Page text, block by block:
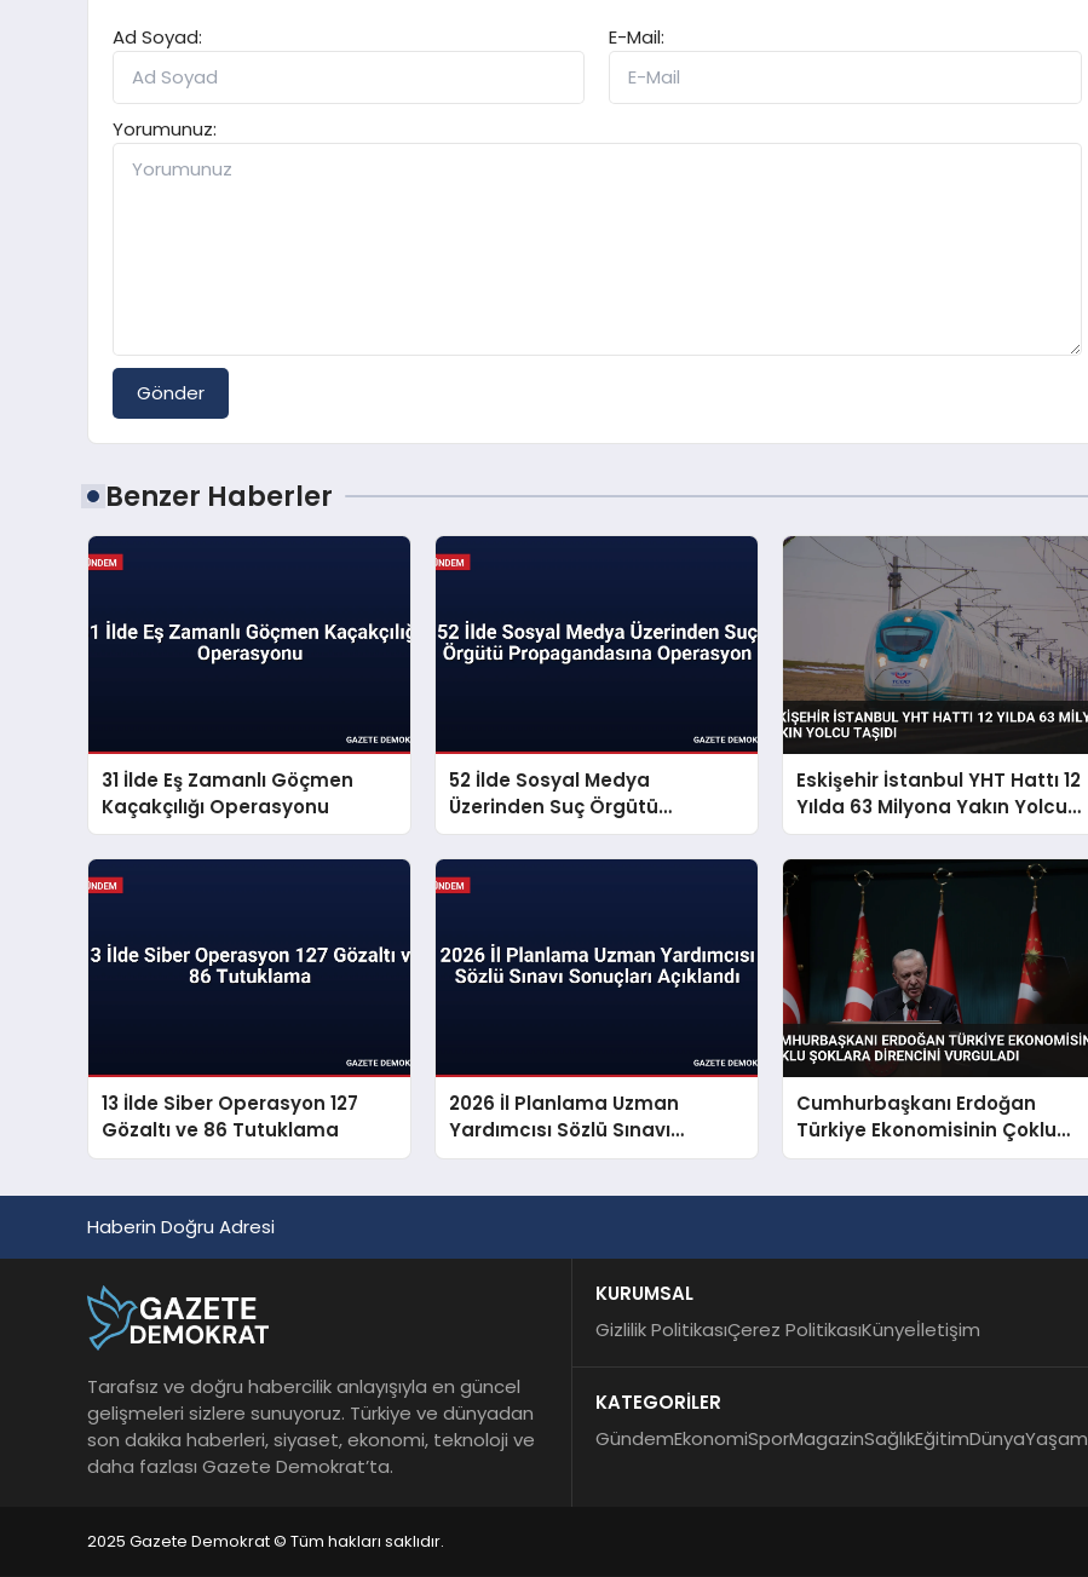
Ad Soyad:
E-Mail:
Yorumunuz:
Gönder
Benzer Haberler
31 İlde Eş Zamanlı Göçmen
Kaçakçılığı Operasyonu
52 İlde Sosyal Medya
Üzerinden Suç Örgütü
Propagandasına Operasyon
Eskişehir İstanbul YHT Hattı 12
Yılda 63 Milyona Yakın Yolcu
Taşıdı
13 İlde Siber Operasyon 127
Gözaltı ve 86 Tutuklama
2026 İl Planlama Uzman
Yardımcısı Sözlü Sınavı
Sonuçları Açıklandı
Cumhurbaşkanı Erdoğan
Türkiye Ekonomisinin Çoklu
Şoklara Direncini Vurguladı
Haberin Doğru Adresi
Tarafsız ve doğru habercilik anlayışıyla en güncel
gelişmeleri sizlere sunuyoruz. Türkiye ve dünyadan
son dakika haberleri, siyaset, ekonomi, teknoloji ve
daha fazlası Gazete Demokrat’ta.
KURUMSAL
Gizlilik PolitikasıÇerez PolitikasıKünyeİletişim
KATEGORİLER
GündemEkonomiSporMagazinSağlıkEğitimDünyaYaşam
2025 Gazete Demokrat © Tüm hakları saklıdır.